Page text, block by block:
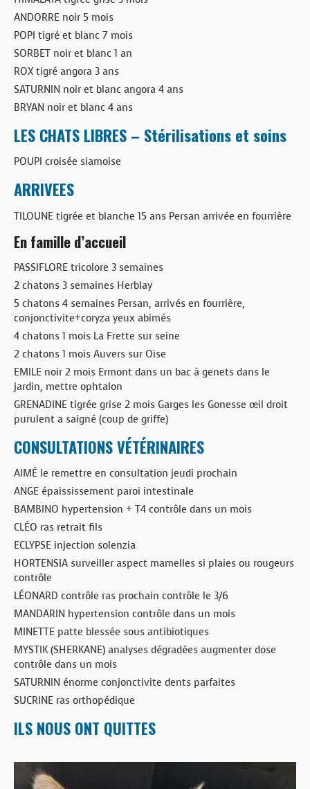
ANDORRE noir 5 mois
POPI tigré et blanc 7 mois
SORBET noir et blanc 1 an
ROX tigré angora 3 ans
SATURNIN noir et blanc angora 4 ans
BRYAN noir et blanc 4 ans
LES CHATS LIBRES – Stérilisations et soins
POUPI croisée siamoise
ARRIVEES
TILOUNE tigrée et blanche 15 ans Persan arrivée en fourrière
En famille d’accueil
PASSIFLORE tricolore 3 semaines
2 chatons 3 semaines Herblay
5 chatons 4 semaines Persan, arrivés en fourrière,
conjonctivite+coryza yeux abimés
4 chatons 1 mois La Frette sur seine
2 chatons 1 mois Auvers sur Oise
EMILE noir 2 mois Ermont dans un bac à genets dans le
jardin, mettre ophtalon
GRENADINE tigrée grise 2 mois Garges les Gonesse œil droit
purulent a saigné (coup de griffe)
CONSULTATIONS VÉTÉRINAIRES
AIMÉ le remettre en consultation jeudi prochain
ANGE épaississement paroi intestinale
BAMBINO hypertension + T4 contrôle dans un mois
CLÉO ras retrait fils
ECLYPSE injection solenzia
HORTENSIA surveiller aspect mamelles si plaies ou rougeurs
contrôle
LÉONARD contrôle ras prochain contrôle le 3/6
MANDARIN hypertension contrôle dans un mois
MINETTE patte blessée sous antibiotiques
MYSTIK (SHERKANE) analyses dégradées augmenter dose
contrôle dans un mois
SATURNIN énorme conjonctivite dents parfaites
SUCRINE ras orthopédique
ILS NOUS ONT QUITTES